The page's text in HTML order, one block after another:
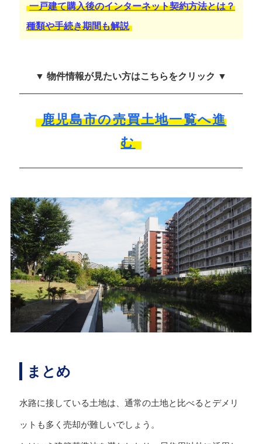
一戸建て購入後のインターネット契約方法とは？
種類や手続き期間も解説
▼ 物件情報が見たい方はこちらをクリック ▼
鹿児島市の売買土地一覧へ進
む
まとめ
水路に接している土地は、通常の土地と比べるとデメリ
ットも多く売却が難しいでしょう。